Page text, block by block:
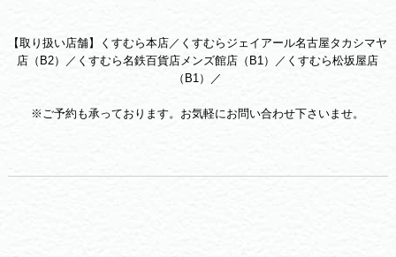
【取り扱い店舗】くすむら本店／くすむらジェイアール名古屋タカシマヤ
店（B2）／くすむら名鉄百貨店メンズ館店（B1）／くすむら松坂屋店
（B1）／
※ご予約も承っております。お気軽にお問い合わせ下さいませ。